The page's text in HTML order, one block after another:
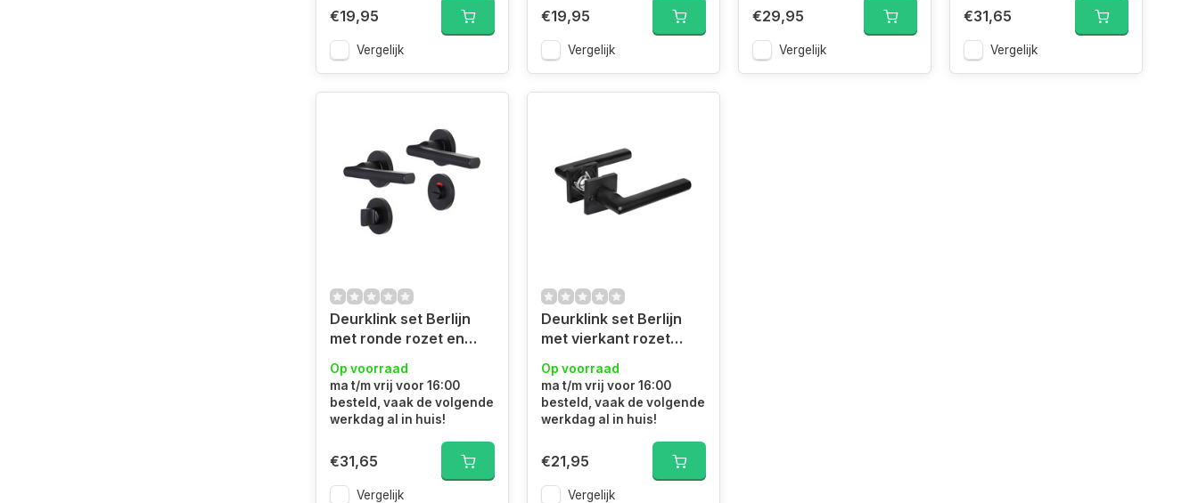
€19,95
Vergelijk
€19,95
Vergelijk
€29,95
Vergelijk
€31,65
Vergelijk
Deurklink set Berlijn
met ronde rozet en
Op voorraad
ma t/m vrij voor 16:00
besteld, vaak de volgende
werkdag al in huis!
€31,65
Vergelijk
Deurklink set Berlijn
met vierkant rozet
Op voorraad
ma t/m vrij voor 16:00
besteld, vaak de volgende
werkdag al in huis!
€21,95
Vergelijk